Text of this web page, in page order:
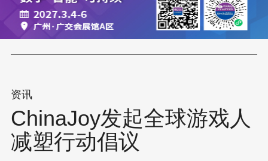
资讯
​ChinaJoy发起全球游戏人
减塑行动倡议